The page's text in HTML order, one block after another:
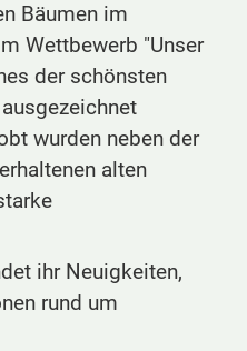
Bäumen im
Wettbewerb "Unser
der schönsten
wurden neben der
alten
ihr Neuigkeiten,
rund um